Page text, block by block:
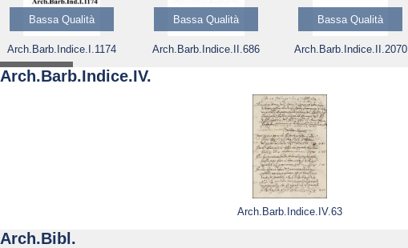
Bassa Qualità
Arch.Barb.Indice.I.1174
Bassa Qualità
Arch.Barb.Indice.II.686
Bassa Qualità
Arch.Barb.Indice.II.2070
Arch.Barb.Indice.IV.
Arch.Barb.Indice.IV.63
Arch.Bibl.